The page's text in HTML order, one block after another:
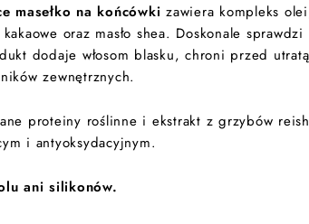
masełko na końcówkizawiera kompleks
oraz masło shea. Doskonale
dodaje włosom blasku, chroni przed
zewnętrznych.
proteiny roślinne i ekstrakt z grzybów
i antyoksydacyjnym.
ani silikonów.